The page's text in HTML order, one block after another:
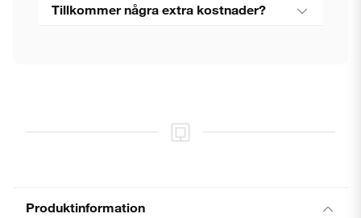
Tillkommer några extra kostnader?
Produktinformation